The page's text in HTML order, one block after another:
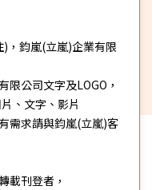
，鈞嵐(立嵐)企業有限
公司文字及LOGO，
、文字、影片
需求請與鈞嵐(立嵐)客
載刊登者，